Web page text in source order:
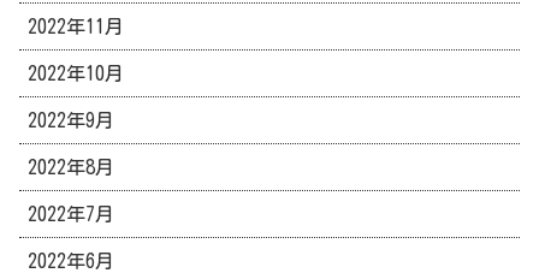
2022年11月
2022年10月
2022年9月
2022年8月
2022年7月
2022年6月